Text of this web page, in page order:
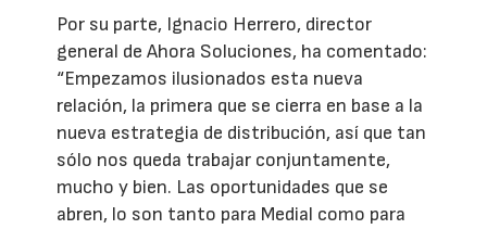
Por su parte, Ignacio Herrero, director
general de Ahora Soluciones, ha comentado:
“Empezamos ilusionados esta nueva
relación, la primera que se cierra en base a la
nueva estrategia de distribución, así que tan
sólo nos queda trabajar conjuntamente,
mucho y bien. Las oportunidades que se
abren, lo son tanto para Medial como para